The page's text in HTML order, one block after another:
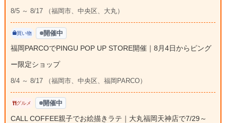
8/5 ～ 8/17 （福岡市、中央区、大丸）
買い物 開催中
福岡PARCOでPINGU POP UP STORE開催｜8月4日からピング
ー限定ショップ
8/4 ～ 8/17 （福岡市、中央区、福岡PARCO）
グルメ 開催中
CALL COFFEE親子でお絵描きラテ｜大丸福岡天神店で7/29～